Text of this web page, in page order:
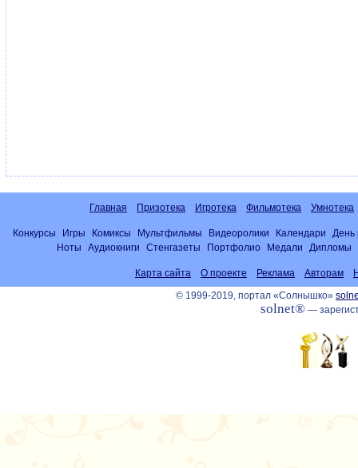
Главная Призотека Игротека Фильмотека Умнотека
Конкурсы Игры Комиксы Мультфильмы Видеоролики Календари
День
Ноты
Аудиокниги Стенгазеты Портфолио Медали Дипломы
Карта сайта О проекте Реклама Авторам
© 1999-2019, портал «Солнышко»
solnet®—